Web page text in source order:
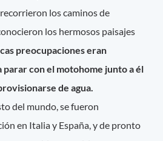
los caminos de
los hermosos paisajes
preocupaciones eran
con el motohome junto a él
de agua.
del mundo, se fueron
en Italia y España, y de pronto